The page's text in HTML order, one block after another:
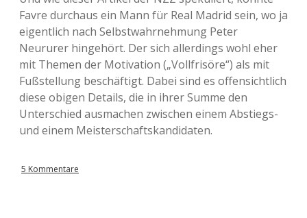
Favre durchaus ein Mann für Real Madrid sein, wo ja
eigentlich nach Selbstwahrnehmung Peter
Neururer hingehört. Der sich allerdings wohl eher
mit Themen der Motivation („Vollfrisöre“) als mit
Fußstellung beschäftigt. Dabei sind es offensichtlich
diese obigen Details, die in ihrer Summe den
Unterschied ausmachen zwischen einem Abstiegs-
und einem Meisterschaftskandidaten.
5 Kommentare